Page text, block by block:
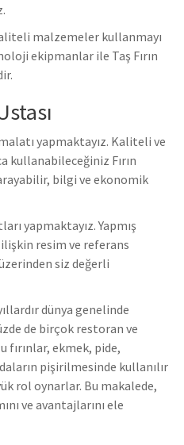
malzemeler kullanmayı
ekipmanlar ile Taş Fırın
yapmaktayız. Kaliteli ve
kullanabileceğiniz Fırın
bilgi ve ekonomik
yapmaktayız. Yapmış
resim ve referans
siz değerli
dünya genelinde
de birçok restoran ve
fırınlar, ekmek, pide,
pişirilmesinde kullanılır
rol oynarlar. Bu makalede,
ve avantajlarını ele